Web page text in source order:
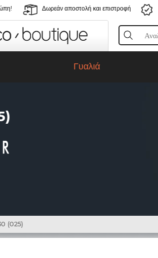
Δωρεάν αποστολή και επιστροφή
Γυαλιά
(025)